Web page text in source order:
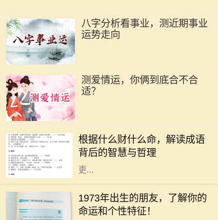
八字分析看事业，测近期事业
运势走向
测爱情运，你俩到底合不合
适？
根据什么财什么命，解读成语
背后的智慧与哲理
语言的瑰宝，蕴含着深刻的道理和智
慧。“根据什么财什么命”这一说法，
启示我们通过对成语的解读，能够
更...
1973年出生的朋友，了解你的
命运和个性特征！
你是否曾经好奇过，1973年出生的人
究竟有着怎样的命运与个性？在中国
传统命理学中，1973年属于水兔年。
水兔既象征着灵动与智慧，又代表着